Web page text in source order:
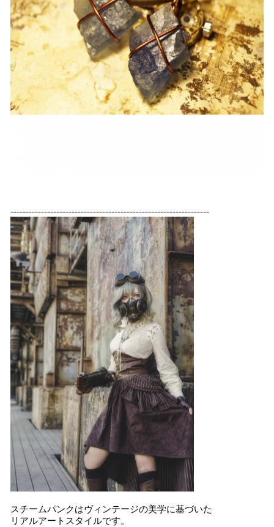
-----------------------------------------------------------------
スチームパンクはヴィンテージの美学に基づいた
リアルアートスタイルです。